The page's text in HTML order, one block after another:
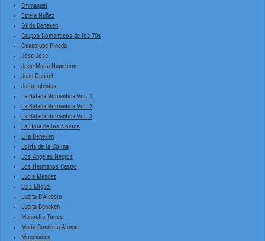
Emmanuel
Estela Nuñez
Gilda Deneken
Grupos Romanticos de los 70s
Guadalupe Pineda
Jose Jose
Jose Maria Napoleon
Juan Gabriel
Julio Iglesias
La Balada Romantica Vol. 1
La Balada Romantica Vol. 2
La Balada Romantica Vol. 3
La Hora de los Novios
Lila Deneken
Lolita de la Colina
Los Angeles Negros
Los Hermanos Castro
Lucia Mendez
Luis Miguel
Lupita D'Alessio
Lupita Deneken
Manoella Torres
Maria Conchita Alonso
Mocedades